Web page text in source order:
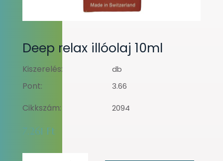
Deep relax illóolaj 10ml
Kiszerelés: db
Pont: 3.66
Cikkszám: 2094
7.261 Ft